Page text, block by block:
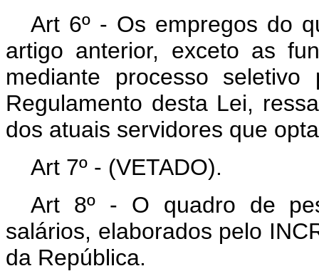
Art 6º - Os empregos do
artigo anterior, exceto as
mediante processo
Regulamento desta Lei,
dos atuais servidores que
Art 7º - (VETADO).
Art 8º - O quadro de
salários, elaborados pelo
da República.